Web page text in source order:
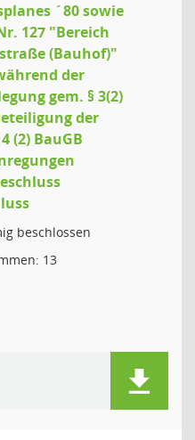
´80 sowie
127 "Bereich
(Bauhof)"
der
gem. § 3(2)
der
(2) BauGB
beschlossen
13